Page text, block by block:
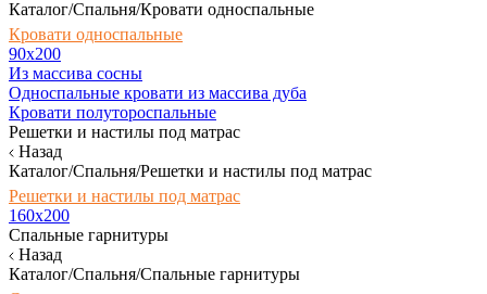
Каталог/Спальня/Кровати односпальные
Кровати односпальные
90х200
Из массива сосны
Односпальные кровати из массива дуба
Кровати полутороспальные
Решетки и настилы под матрас
Назад
Каталог/Спальня/Решетки и настилы под матрас
Решетки и настилы под матрас
160х200
Спальные гарнитуры
Назад
Каталог/Спальня/Спальные гарнитуры